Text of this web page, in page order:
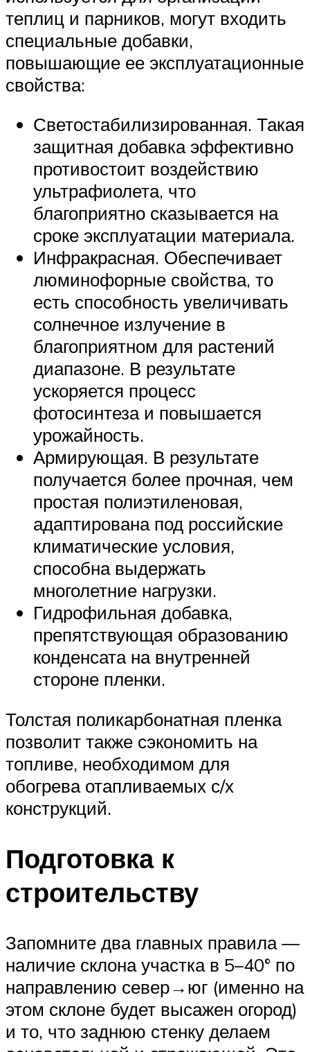
теплиц и парников, могут входить
специальные добавки,
повышающие ее эксплуатационные
свойства:
Светостабилизированная. Такая
защитная добавка эффективно
противостоит воздействию
ультрафиолета, что
благоприятно сказывается на
сроке эксплуатации материала.
Инфракрасная. Обеспечивает
люминофорные свойства, то
есть способность увеличивать
солнечное излучение в
благоприятном для растений
диапазоне. В результате
ускоряется процесс
фотосинтеза и повышается
урожайность.
Армирующая. В результате
получается более прочная, чем
простая полиэтиленовая,
адаптирована под российские
климатические условия,
способна выдержать
многолетние нагрузки.
Гидрофильная добавка,
препятствующая образованию
конденсата на внутренней
стороне пленки.
Толстая поликарбонатная пленка
позволит также сэкономить на
топливе, необходимом для
обогрева отапливаемых с/х
конструкций.
Подготовка к
строительству
Запомните два главных правила —
наличие склона участка в 5–40° по
направлению север→юг (именно на
этом склоне будет высажен огород)
и то, что заднюю стенку делаем